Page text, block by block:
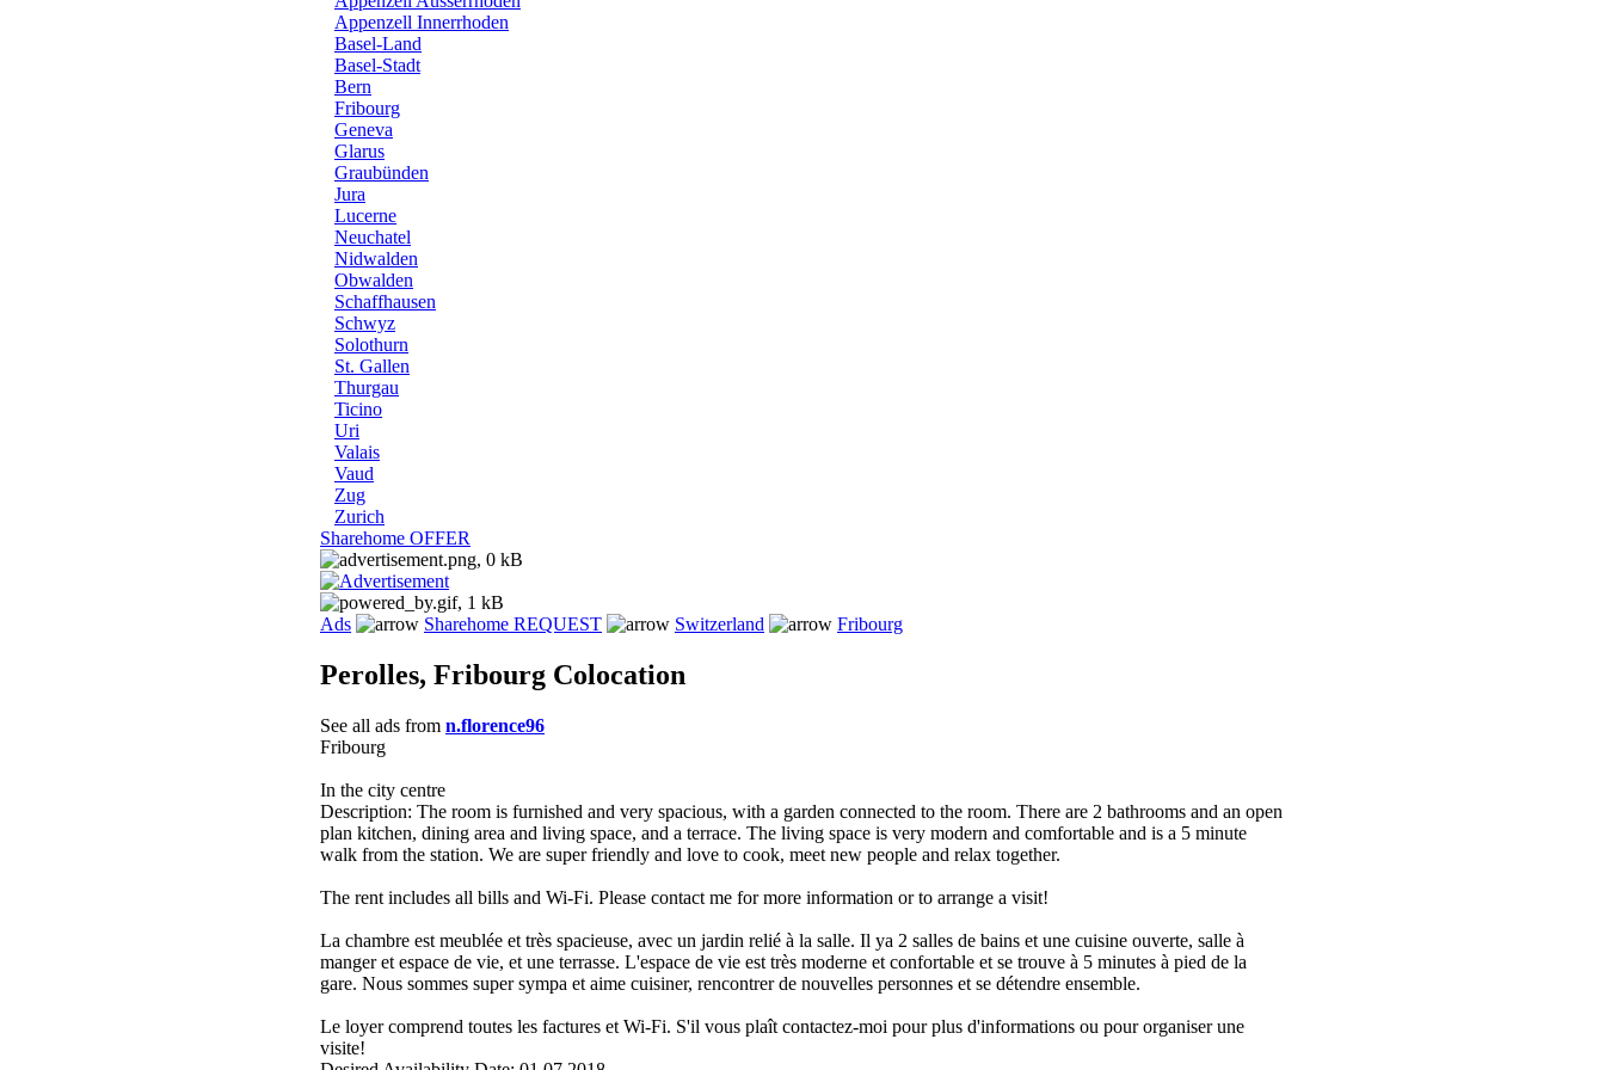
Appenzell Innerrhoden
Basel-Land
Basel-Stadt
Bern
Fribourg
Geneva
Glarus
Graubünden
Jura
Lucerne
Neuchatel
Nidwalden
Obwalden
Schaffhausen
Schwyz
Solothurn
St. Gallen
Thurgau
Ticino
Uri
Valais
Vaud
Zug
Zurich
Sharehome OFFER
Ads Sharehome REQUEST Switzerland Fribourg
Perolles, Fribourg Colocation
See all ads from n.florence96
Fribourg
In the city centre
Description: The room is furnished and very spacious, with a garden connected to the room. There are 2 bathrooms and an open
plan kitchen, dining area and living space, and a terrace. The living space is very modern and comfortable and is a 5 minute
walk from the station. We are super friendly and love to cook, meet new people and relax together.
The rent includes all bills and Wi-Fi. Please contact me for more information or to arrange a visit!
La chambre est meublée et très spacieuse, avec un jardin relié à la salle. Il ya 2 salles de bains et une cuisine ouverte, salle à
manger et espace de vie, et une terrasse. L'espace de vie est très moderne et confortable et se trouve à 5 minutes à pied de la
gare. Nous sommes super sympa et aime cuisiner, rencontrer de nouvelles personnes et se détendre ensemble.
Le loyer comprend toutes les factures et Wi-Fi. S'il vous plaît contactez-moi pour plus d'informations ou pour organiser une
visite!